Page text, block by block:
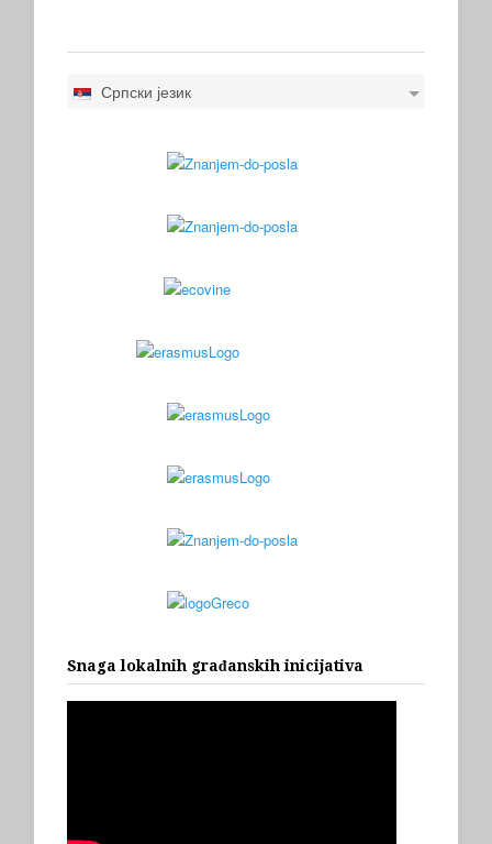
Српски језик
Snaga lokalnih građanskih inicijativa